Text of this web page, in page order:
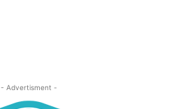
- Advertisment -